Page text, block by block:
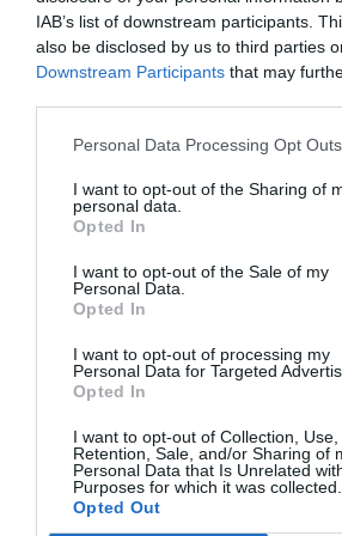
IAB’s list of downstream participants.
also be disclosed by us to third parties
Downstream Participants that may
Personal Data Processing Opt Outs
I want to opt-out of the Sharing of
personal data.
Opted In
I want to opt-out of the Sale of my
Personal Data.
Opted In
I want to opt-out of processing my
Personal Data for Targeted
Opted In
I want to opt-out of Collection, Use,
Retention, Sale, and/or Sharing of
Personal Data that Is Unrelated
Purposes for which it was collected.
Opted Out
monitorización, auto-gestión,
comunicación con los
vegada se los facilitan
para la coordinación asistencial
modelización y la ejecución de
la decisión.
También hay avances en el
tecnológicas, a partir de la idea
la mejora de la calidad de vida
conocer sus necesidades
día a día y sus preocupaciones.